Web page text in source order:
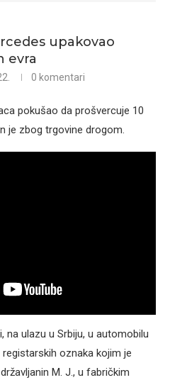
upakovao
evra
0 komentari
pokušao da prošvercuje 10
je zbog trgovine drogom.
na ulazu u Srbiju, u automobilu
oznaka kojim je
M. J., u fabričkim